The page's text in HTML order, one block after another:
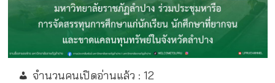
จำนวนคนเปิดอ่านแล้ว : 12